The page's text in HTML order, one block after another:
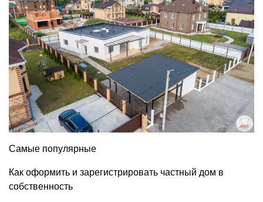
Самые популярные
Как оформить и зарегистрировать частный дом в
собственность